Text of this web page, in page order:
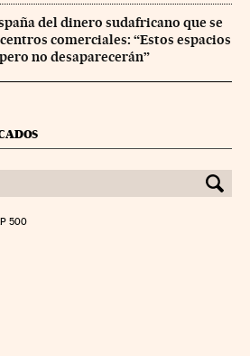
del dinero sudafricano que se
comerciales: “Estos espacios
no desaparecerán”
500